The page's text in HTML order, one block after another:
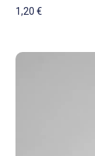
1,20€